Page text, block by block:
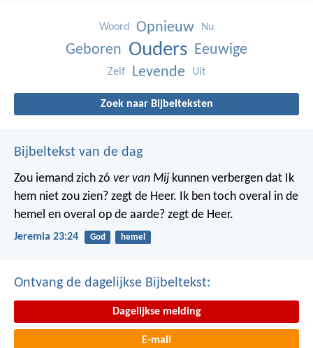
Woord Opnieuw Nu
Geboren Ouders Eeuwige
Zelf Levende Uit
Zoek naar Bijbelteksten
Bijbeltekst van de dag
Zou iemand zich zó ver van Mij kunnen verbergen dat Ik
hem niet zou zien? zegt de Heer. Ik ben toch overal in de
hemel en overal op de aarde? zegt de Heer.
Jeremia 23:24 God hemel
Ontvang de dagelijkse Bijbeltekst:
Dagelijkse melding
E-mail